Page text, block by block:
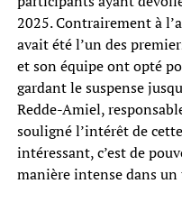
2025. Contrairement à
avait été l’un des
et son équipe ont opté
gardant le suspense
Redde-Amiel,
souligné l’intérêt de
intéressant, c’est de
manière intense dans un